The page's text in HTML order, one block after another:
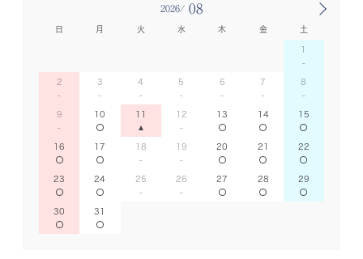
2026/ 08
日 月 火 水 木 金 土
1
2 3 4 5 6 7 8
9 10 11 12 13 14 15
16 17 18 19 20 21 22
23 24 25 26 27 28 29
30 31